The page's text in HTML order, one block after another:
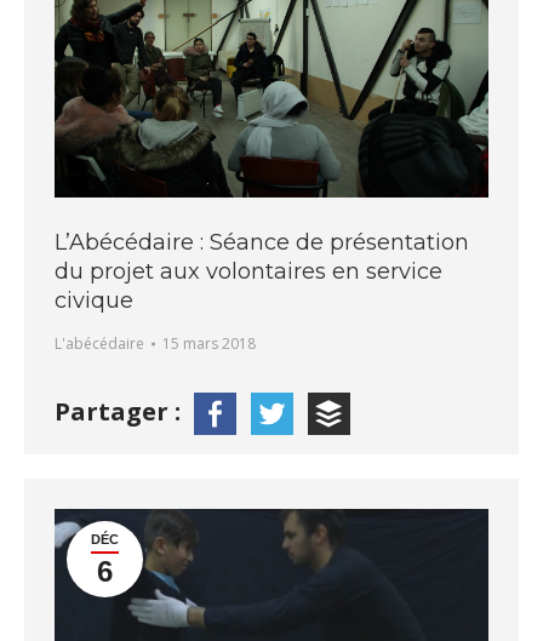
L’Abécédaire : Séance de présentation
du projet aux volontaires en service
civique
L'abécédaire 15 mars 2018
Partager :
DÉC
6